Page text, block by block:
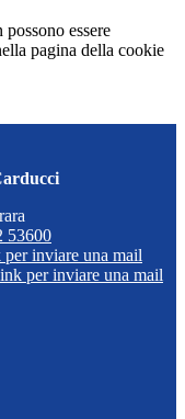
essere
pagina della cookie
53600
inviare una mail
per inviare una mail